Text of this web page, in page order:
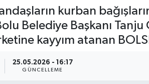
kurban
Belediye Başkanı
kayyım atanan
25.05.2026 - 16:17
GÜNCELLEME